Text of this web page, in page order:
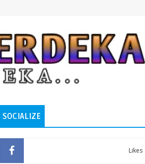
SOCIALIZE
Likes